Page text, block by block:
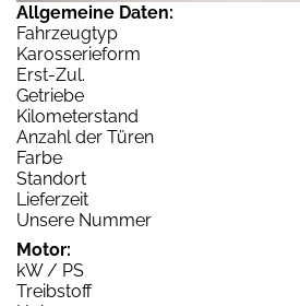
Allgemeine Daten:
Fahrzeugtyp
Karosserieform
Erst-Zul.
Getriebe
Kilometerstand
Anzahl der Türen
Farbe
Standort
Lieferzeit
Unsere Nummer
Motor:
kW / PS
Treibstoff